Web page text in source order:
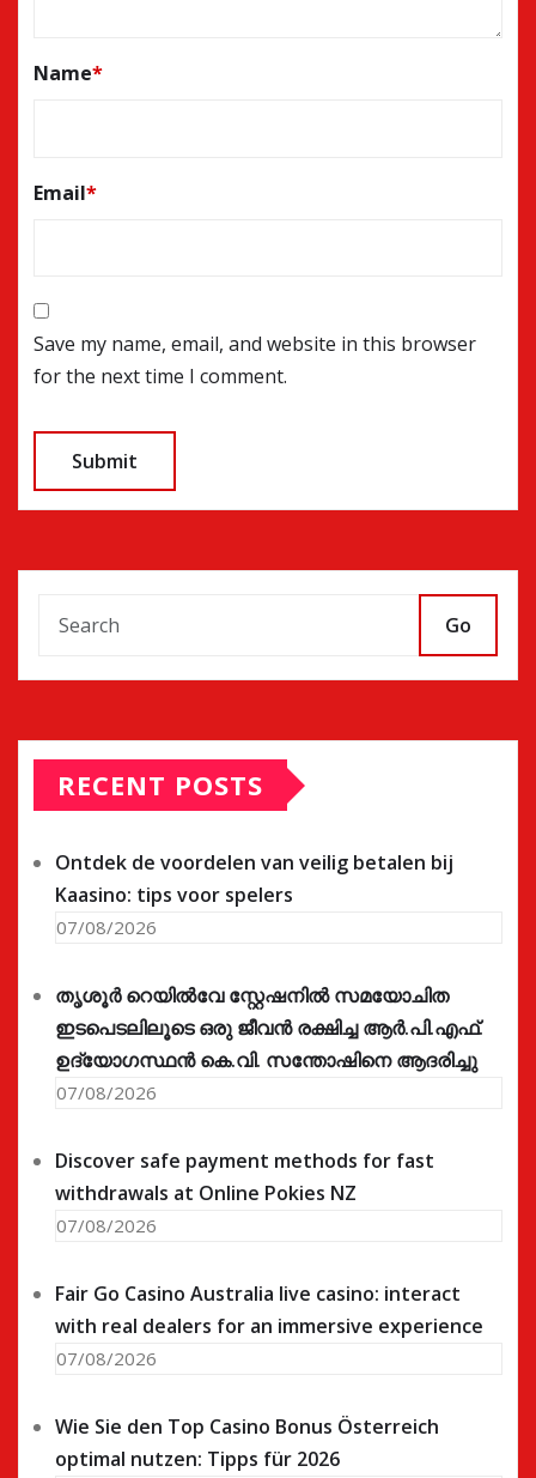
Name*
Email*
Save my name, email, and website in this browser
for the next time I comment.
Go
RECENT POSTS
Ontdek de voordelen van veilig betalen bij
Kaasino: tips voor spelers
07/08/2026
തൃശൂർ റെയിൽവേ സ്റ്റേഷനിൽ സമയോചിത
ഇടപെടലിലൂടെ ഒരു ജീവൻ രക്ഷിച്ച ആർ.പി.എഫ്.
ഉദ്യോഗസ്ഥൻ കെ.വി. സന്തോഷിനെ ആദരിച്ചു
07/08/2026
Discover safe payment methods for fast
withdrawals at Online Pokies NZ
07/08/2026
Fair Go Casino Australia live casino: interact
with real dealers for an immersive experience
07/08/2026
Wie Sie den Top Casino Bonus Österreich
optimal nutzen: Tipps für 2026